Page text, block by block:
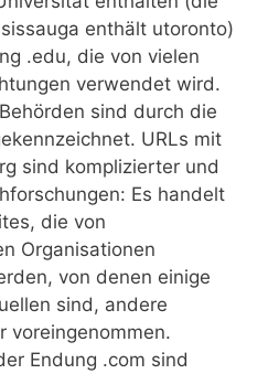
enthält utoronto)
.edu, die von vielen
verwendet wird.
sind durch die
URLs mit
sind komplizierter und
Es handelt
die von
Organisationen
von denen einige
sind, andere
voreingenommen.
Endung .com sind